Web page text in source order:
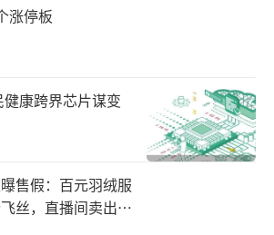
是，“五一”假期，越来越多
旅行和消费，来华扫货“买买
行的新趋势。数据显示，“五
，入境游客用支付宝消费金额
；其中，240小时过境免签
支付宝碰一下”消费金额环比4
。
涨停板
康跨界芯片谋变
售假：百元羽绒服
丝，直播间卖出超